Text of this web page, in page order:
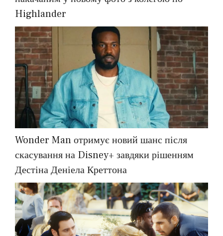
Highlander
Wonder Man отримує новий шанс після
скасування на Disney+ завдяки рішенням
Дестіна Деніела Креттона